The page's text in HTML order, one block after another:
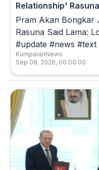
Relationship'
Pram Akan Bongkar
Rasuna Said Lama:
#update #news #text
KumparanNews
Sep 08, 2026, 00:00:00